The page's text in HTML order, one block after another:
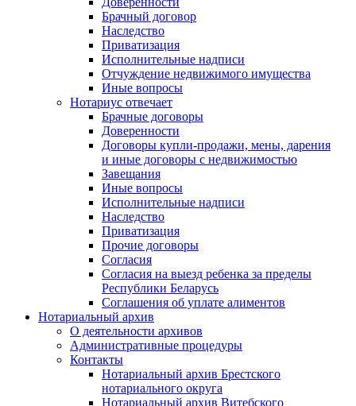
Брачный договор
Наследство
Приватизация
Исполнительные надписи
Отчуждение недвижимого имущества
Иные вопросы
Нотариус отвечает
Брачные договоры
Доверенности
Договоры купли-продажи, мены, дарения
и иные договоры с недвижимостью
Завещания
Иные вопросы
Исполнительные надписи
Наследство
Приватизация
Прочие договоры
Согласия
Согласия на выезд ребенка за пределы
Республики Беларусь
Соглашения об уплате алиментов
Нотариальный архив
О деятельности архивов
Административные процедуры
Контакты
Нотариальный архив Брестского
нотариального округа
Нотариальный архив Витебского